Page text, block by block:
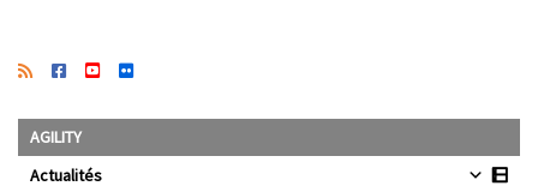
AGILITY
Actualités